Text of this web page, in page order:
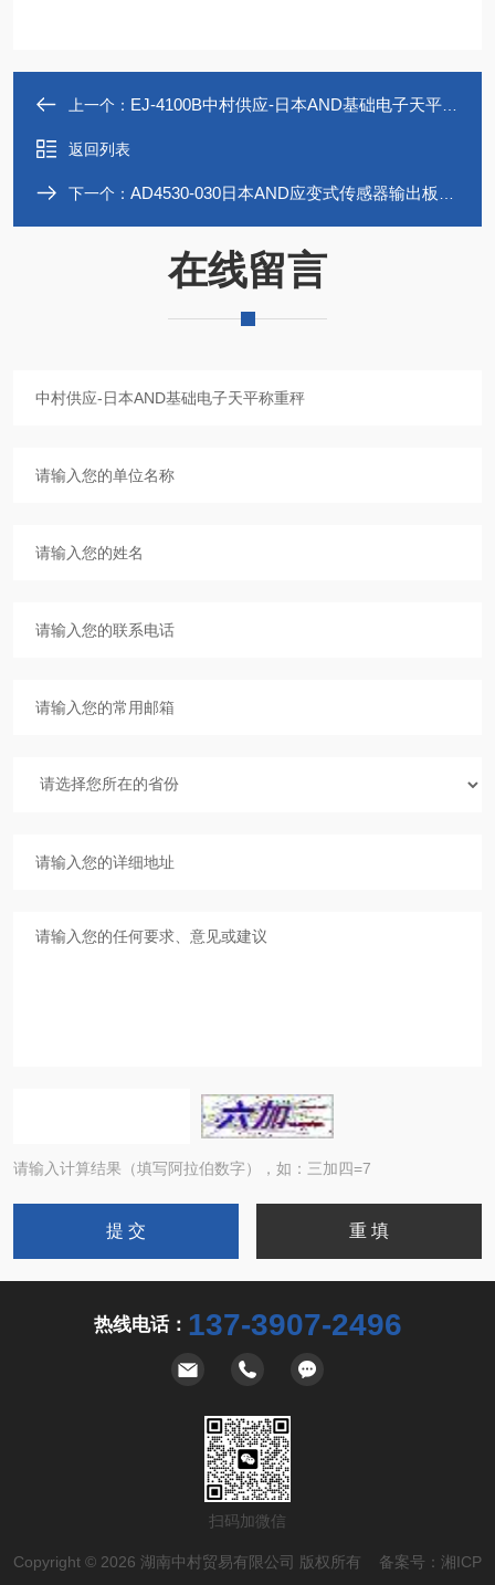
上一个： EJ-4100B中村供应-日本AND基础电子天平称重秤
返回列表
下一个： AD4530-030日本AND应变式传感器输出板指示器
在线留言
请输入计算结果（填写阿拉伯数字），如：三加四=7
热线电话： 137-3907-2496
扫码加微信
Copyright © 2026 湖南中村贸易有限公司 版权所有 备案号： 湘ICP